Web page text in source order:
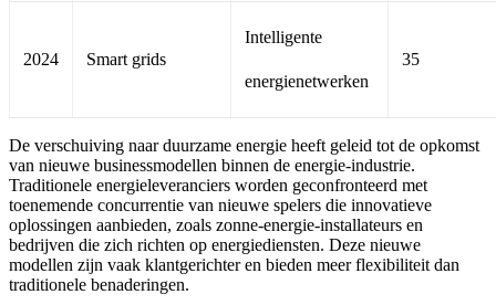
2024 Smart grids
Intelligente
energienetwerken
35
De verschuiving naar duurzame energie heeft geleid tot de opkomst
van nieuwe businessmodellen binnen de energie-industrie.
Traditionele energieleveranciers worden geconfronteerd met
toenemende concurrentie van nieuwe spelers die innovatieve
oplossingen aanbieden, zoals zonne-energie-installateurs en
bedrijven die zich richten op energiediensten. Deze nieuwe
modellen zijn vaak klantgerichter en bieden meer flexibiliteit dan
traditionele benaderingen.